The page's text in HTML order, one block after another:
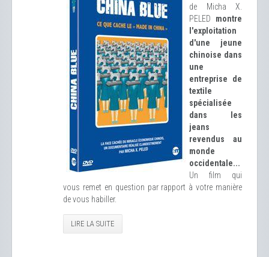
de Micha X.
PELED montre
l'exploitation
d'une jeune
chinoise dans
une
entreprise de
textile
spécialisée
dans les
jeans
revendus au
monde
occidentale...
Un film qui
vous remet en question par rapport à votre manière
de vous habiller.
LIRE LA SUITE